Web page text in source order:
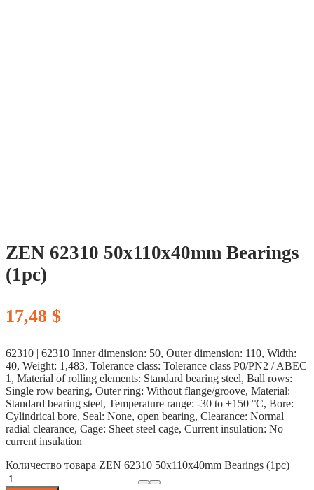
ZEN 62310 50x110x40mm Bearings
(1pc)
17,48 $
62310 | 62310 Inner dimension: 50, Outer dimension: 110, Width:
40, Weight: 1,483, Tolerance class: Tolerance class P0/PN2 / ABEC
1, Material of rolling elements: Standard bearing steel, Ball rows:
Single row bearing, Outer ring: Without flange/groove, Material:
Standard bearing steel, Temperature range: -30 to +150 °C, Bore:
Cylindrical bore, Seal: None, open bearing, Clearance: Normal
radial clearance, Cage: Sheet steel cage, Current insulation: No
current insulation
Количество товара ZEN 62310 50x110x40mm Bearings (1pc)